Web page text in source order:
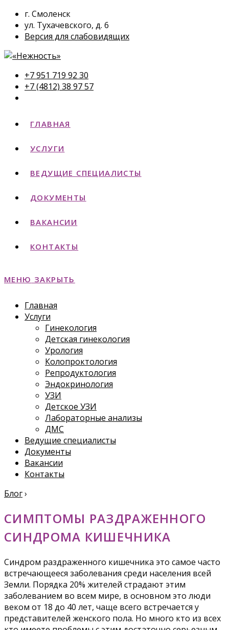
г. Смоленск
ул. Тухачевского, д. 6
Версия для слабовидящих
+7 951 719 92 30
+7 (4812) 38 97 57
ГЛАВНАЯ
УСЛУГИ
ВЕДУЩИЕ СПЕЦИАЛИСТЫ
ДОКУМЕНТЫ
ВАКАНСИИ
КОНТАКТЫ
МЕНЮ ЗАКРЫТЬ
Главная
Услуги
Гинекология
Детская гинекология
Урология
Колопроктология
Репродуктология
Эндокринология
УЗИ
Детское УЗИ
Лабораторные анализы
ДМС
Ведущие специалисты
Документы
Вакансии
Контакты
Блог›
СИМПТОМЫ РАЗДРАЖЕННОГО
СИНДРОМА КИШЕЧНИКА
Синдром раздраженного кишечника это самое часто
встречающееся заболевания среди населения всей
Земли. Порядка 20% жителей страдают этим
заболеванием во всем мире, в основном это люди
веком от 18 до 40 лет, чаще всего встречается у
представителей женского пола. Но много кто из всех